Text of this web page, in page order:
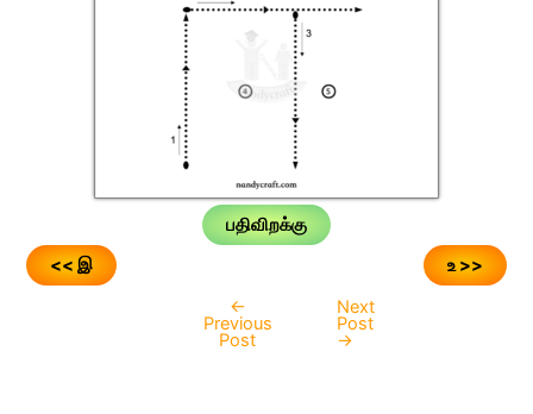
பதிவிறக்கு
<< இ
உ >>
navigation
←
Previous
Post
Next
Post
→